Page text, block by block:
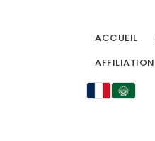
ACCUEIL
AFFILIATION